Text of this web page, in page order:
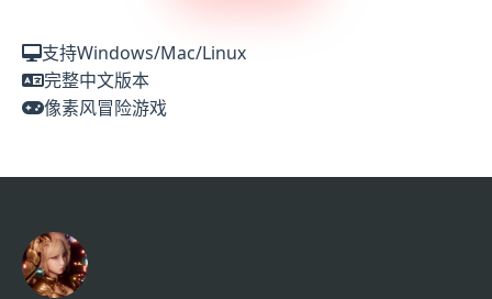
支持Windows/Mac/Linux
完整中文版本
像素风冒险游戏